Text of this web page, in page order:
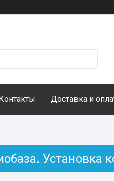
Доставка и
Установка